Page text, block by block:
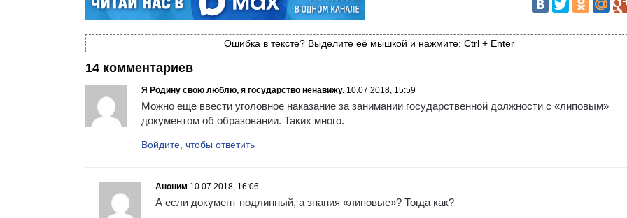
Ошибка в тексте? Выделите её мышкой и нажмите: Ctrl + Enter
14 комментариев
Я Родину свою люблю, я государство ненавижу. 10.07.2018, 15:59
Можно еще ввести уголовное наказание за занимании государственной должности с «липовым»
документом об образовании. Таких много.
Войдите, чтобы ответить
Аноним 10.07.2018, 16:06
А если документ подлинный, а знания «липовые»? Тогда как?